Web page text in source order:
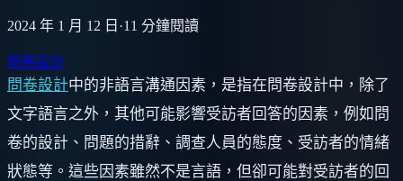
2024 年 1 月 12 日 ·11 分鐘閱讀
問卷設計
問卷設計中的非語言溝通因素，是指在問卷設計中，除了
文字語言之外，其他可能影響受訪者回答的因素，例如問
卷的設計、問題的措辭、調查人員的態度、受訪者的情緒
狀態等。這些因素雖然不是言語，但卻可能對受訪者的回